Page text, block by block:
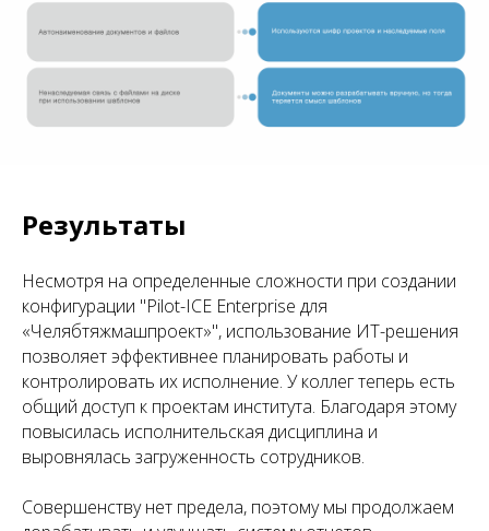
Результаты
Несмотря на определенные сложности при создании
конфигурации "Pilot-ICE Enterprise для
«Челябтяжмашпроект»", использование ИТ-решения
позволяет эффективнее планировать работы и
контролировать их исполнение. У коллег теперь есть
общий доступ к проектам института. Благодаря этому
повысилась исполнительская дисциплина и
выровнялась загруженность сотрудников.
Совершенству нет предела, поэтому мы продолжаем